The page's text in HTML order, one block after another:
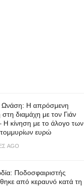
Ωνάση: Η απρόσμενη
στη διαμάχη με τον Γιάν
Η κίνηση με το άλογο των
ευρώ
AGO
Ποδοσφαιριστής
από κεραυνό κατά τη